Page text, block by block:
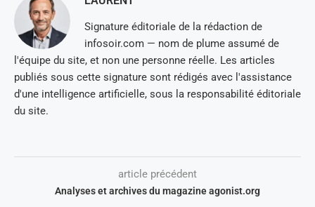
Signature éditoriale de la rédaction de
infosoir.com — nom de plume assumé de
l'équipe du site, et non une personne réelle. Les articles
publiés sous cette signature sont rédigés avec l'assistance
d'une intelligence artificielle, sous la responsabilité éditoriale
du site.
article précédent
Analyses et archives du magazine agonist.org